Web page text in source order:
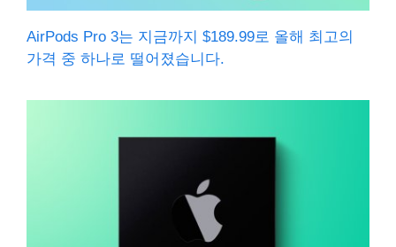
AirPods Pro 3는 지금까지 $189.99로 올해 최고의
가격 중 하나로 떨어졌습니다.